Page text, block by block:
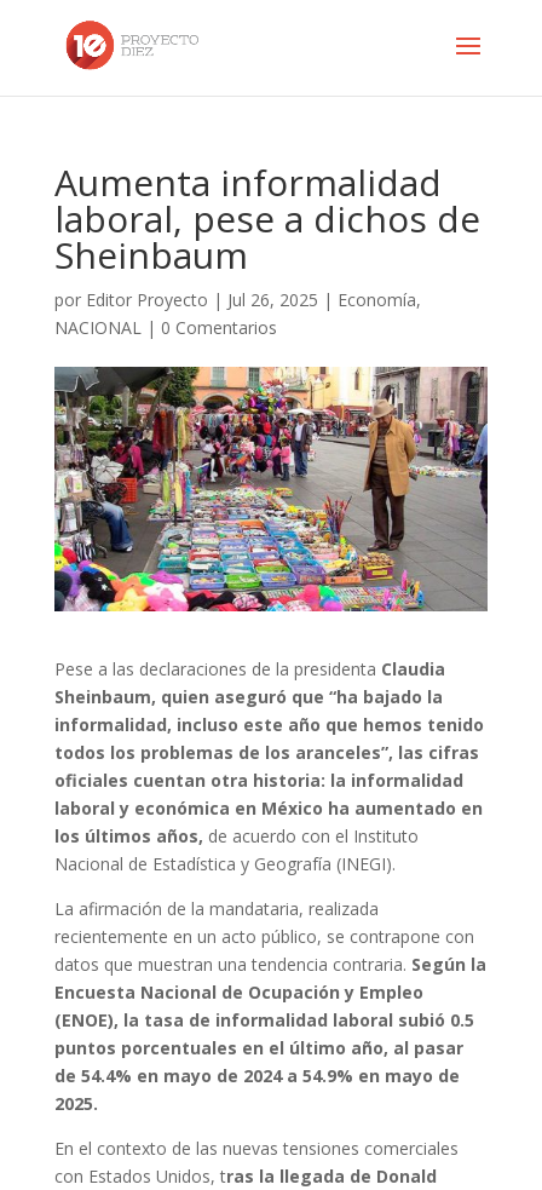
Aumenta informalidad
laboral, pese a dichos de
Sheinbaum
por Editor Proyecto | Jul 26, 2025 | Economía,
NACIONAL| 0 Comentarios
Pese a las declaraciones de la presidenta Claudia
Sheinbaum, quien aseguró que “ha bajado la
informalidad, incluso este año que hemos tenido
todos los problemas de los aranceles”, las cifras
oficiales cuentan otra historia: la informalidad
laboral y económica en México ha aumentado en
los últimos años, de acuerdo con el Instituto
Nacional de Estadística y Geografía (INEGI).
La afirmación de la mandataria, realizada
recientemente en un acto público, se contrapone con
datos que muestran una tendencia contraria. Según la
Encuesta Nacional de Ocupación y Empleo
(ENOE), la tasa de informalidad laboral subió 0.5
puntos porcentuales en el último año, al pasar
de 54.4% en mayo de 2024 a 54.9% en mayo de
2025.
En el contexto de las nuevas tensiones comerciales
con Estados Unidos, tras la llegada de Donald